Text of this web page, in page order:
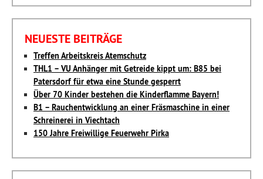
NEUESTE BEITRÄGE
Treffen Arbeitskreis Atemschutz
THL1 – VU Anhänger mit Getreide kippt um: B85 bei
Patersdorf für etwa eine Stunde gesperrt
Über 70 Kinder bestehen die Kinderflamme Bayern!
B1 – Rauchentwicklung an einer Fräsmaschine in einer
Schreinerei in Viechtach
150 Jahre Freiwillige Feuerwehr Pirka